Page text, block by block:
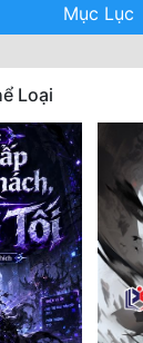
Mục Lục
Loại